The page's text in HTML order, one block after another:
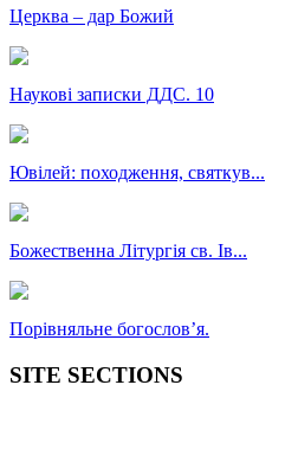
Церква – дар Божий
Наукові записки ДДС. 10
Ювілей: походження, святкув...
Божественна Літургія св. Ів...
Порівняльне богословʼя.
SITE SECTIONS